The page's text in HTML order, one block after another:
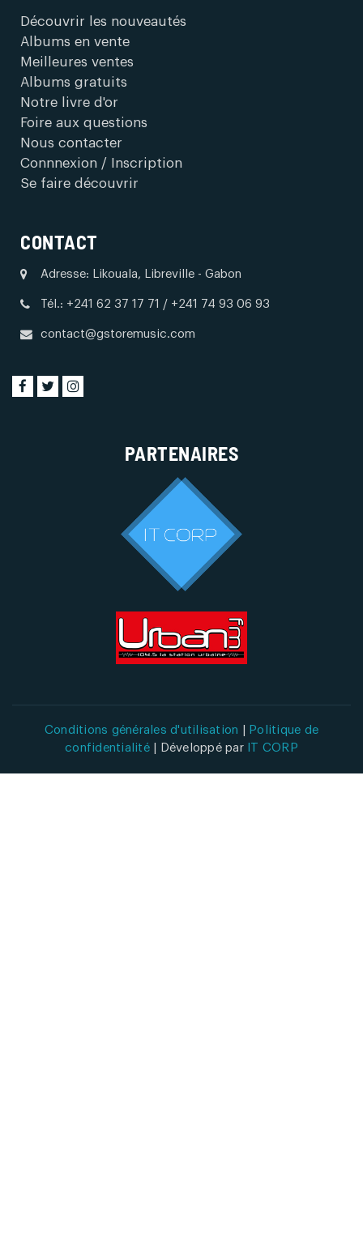
Découvrir les nouveautés
Albums en vente
Meilleures ventes
Albums gratuits
Notre livre d'or
Foire aux questions
Nous contacter
Connnexion / Inscription
Se faire découvrir
CONTACT
Adresse: Likouala, Libreville - Gabon
Tél.: +241 62 37 17 71 / +241 74 93 06 93
contact@gstoremusic.com
PARTENAIRES
Conditions générales d'utilisation
Politique de
confidentialité
| Développé par IT CORP